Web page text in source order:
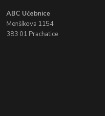
ABC Učebnice
Menšíkova 1154
383 01 Prachatice